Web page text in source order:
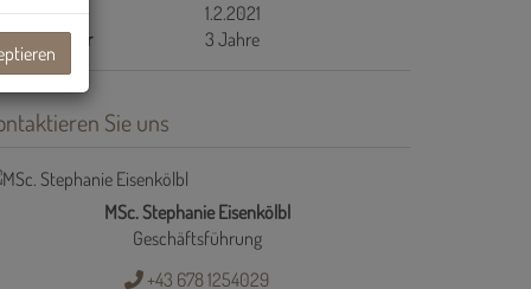
1.2.2021
Mietdauer
3 Jahre
Sie uns
MSc. Stephanie Eisenkölbl
Geschäftsführung
+43 678 1254029